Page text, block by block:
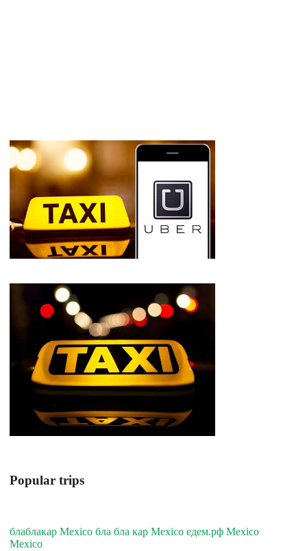
Popular trips
блаблакар Mexico бла бла кар Mexico едем.рф Mexico
Mexico